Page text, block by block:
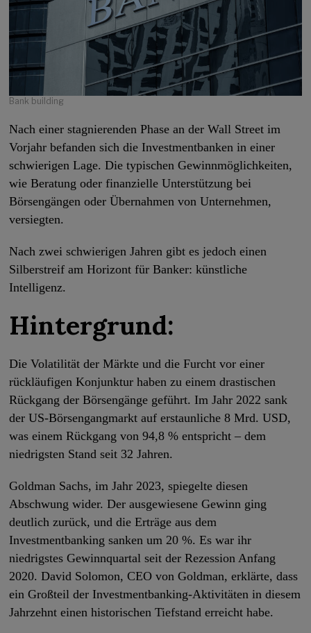
Bank building
Nach einer stagnierenden Phase an der Wall Street im
Vorjahr befanden sich die Investmentbanken in einer
schwierigen Lage. Die typischen Gewinnmöglichkeiten,
wie Beratung oder finanzielle Unterstützung bei
Börsengängen oder Übernahmen von Unternehmen,
versiegten.
Nach zwei schwierigen Jahren gibt es jedoch einen
Silberstreif am Horizont für Banker: künstliche
Intelligenz.
Hintergrund:
Die Volatilität der Märkte und die Furcht vor einer
rückläufigen Konjunktur haben zu einem drastischen
Rückgang der Börsengänge geführt. Im Jahr 2022 sank
der US-Börsengangmarkt auf erstaunliche 8 Mrd. USD,
was einem Rückgang von 94,8 % entspricht – dem
niedrigsten Stand seit 32 Jahren.
Goldman Sachs, im Jahr 2023, spiegelte diesen
Abschwung wider. Der ausgewiesene Gewinn ging
deutlich zurück, und die Erträge aus dem
Investmentbanking sanken um 20 %. Es war ihr
niedrigstes Gewinnquartal seit der Rezession Anfang
2020. David Solomon, CEO von Goldman, erklärte, dass
ein Großteil der Investmentbanking-Aktivitäten in diesem
Jahrzehnt einen historischen Tiefstand erreicht habe.